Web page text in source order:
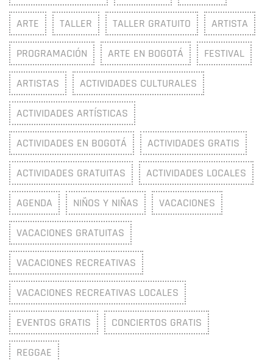
ARTE TALLER TALLER GRATUITO ARTISTA
PROGRAMACIÓN ARTE EN BOGOTÁ FESTIVAL
ARTISTAS ACTIVIDADES CULTURALES
ACTIVIDADES ARTÍSTICAS
ACTIVIDADES EN BOGOTÁ ACTIVIDADES GRATIS
ACTIVIDADES GRATUITAS ACTIVIDADES LOCALES
AGENDA NIÑOS Y NIÑAS VACACIONES
VACACIONES GRATUITAS
VACACIONES RECREATIVAS
VACACIONES RECREATIVAS LOCALES
EVENTOS GRATIS CONCIERTOS GRATIS
REGGAE